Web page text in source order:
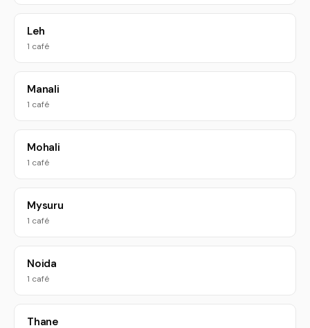
Leh
1 café
Manali
1 café
Mohali
1 café
Mysuru
1 café
Noida
1 café
Thane